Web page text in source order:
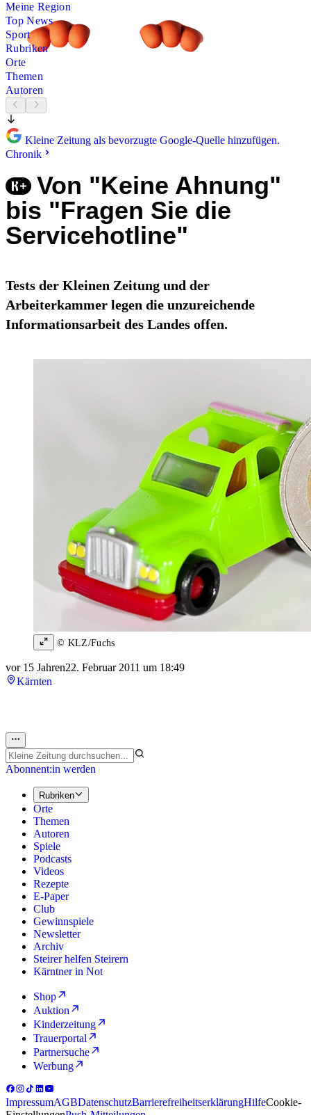
Meine Region
Top News
Sport
Rubriken
Orte
Themen
Autoren
Kleine Zeitung als bevorzugte Google-Quelle hinzufügen.
Chronik
Von "Keine Ahnung"
bis "Fragen Sie die
Servicehotline"
Tests der Kleinen Zeitung und der
Arbeiterkammer legen die unzureichende
Informationsarbeit des Landes offen.
© KLZ/Fuchs
vor 15 Jahren22. Februar 2011 um 18:49
Kärnten
Abonnent:in werden
Rubriken
Orte
Themen
Autoren
Spiele
Podcasts
Videos
Rezepte
E-Paper
Club
Gewinnspiele
Newsletter
Archiv
Steirer helfen Steirern
Kärntner in Not
Shop
Auktion
Kinderzeitung
Trauerportal
Partnersuche
Werbung
ImpressumAGBDatenschutzBarrierefreiheitserklärungHilfeCookie-